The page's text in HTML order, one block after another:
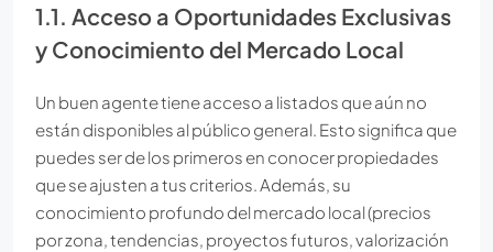
1.1. Acceso a Oportunidades Exclusivas
y Conocimiento del Mercado Local
Un buen agente tiene acceso a listados que aún no
están disponibles al público general. Esto significa que
puedes ser de los primeros en conocer propiedades
que se ajusten a tus criterios. Además, su
conocimiento profundo del mercado local (precios
por zona, tendencias, proyectos futuros, valorización